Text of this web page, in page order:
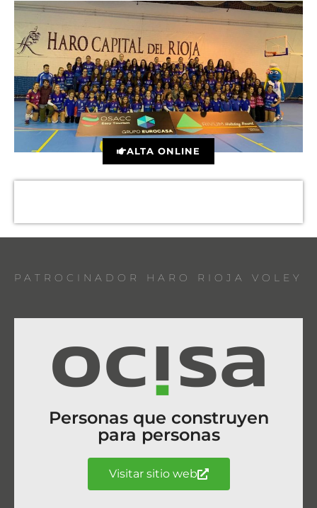
ALTA ONLINE
PATROCINADOR HARO RIOJA VOLEY
Personas que construyen
para personas
Visitar sitio web